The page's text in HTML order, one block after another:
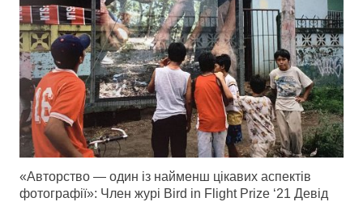
«Авторство — один із найменш цікавих аспектів
фотографії»: Член журі Bird in Flight Prize ‘21 Девід